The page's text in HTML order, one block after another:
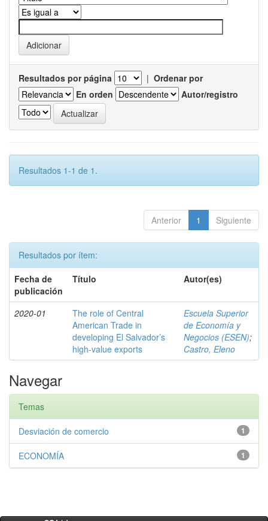
Resultados por página | Ordenar por
En orden
Autor/registro
Resultados 1-1 de 1.
Anterior 1 Siguiente
Resultados por ítem:
Fecha de
publicación
Título Autor(es)
2020-01
The role of Central
American Trade in
developing El Salvador’s
high-value exports
Escuela Superior
de Economía y
Negocios (ESEN);
Castro, Eleno
Navegar
Temas
1
Desviación de comercio
1
ECONOMÍA